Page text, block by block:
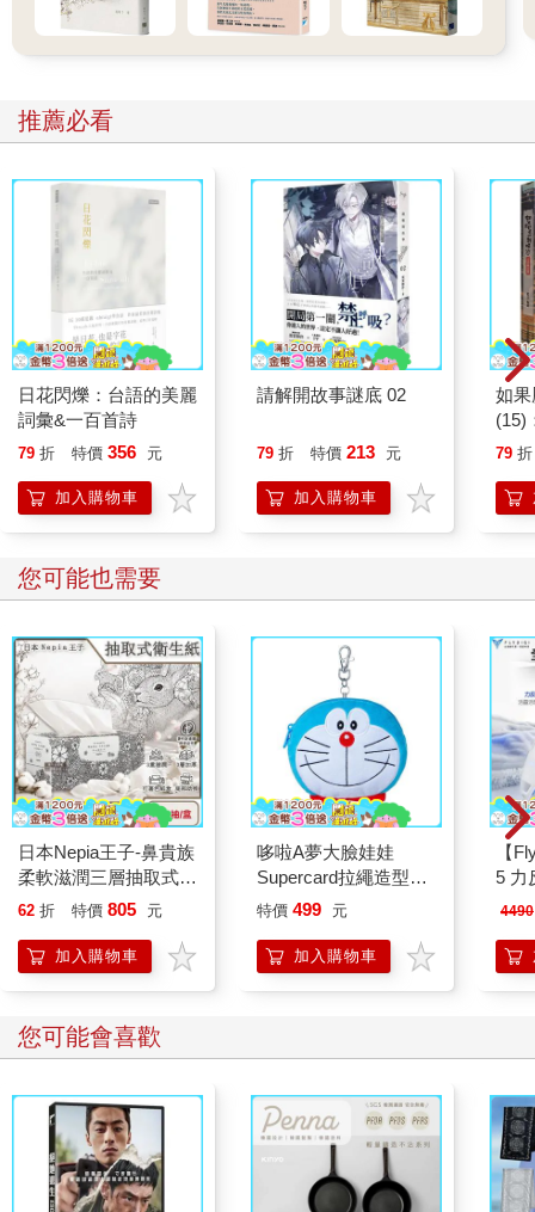
推薦必看
日花閃爍：台語的美麗
詞彙&一百首詩
79 折 特價 356 元
加入購物車
請解開故事謎底 02
79 折 特價 213 元
加入購物車
如
(15)
貓
79 折
您可能也需要
日本Nepia王子-鼻貴族
柔軟滋潤三層抽取式衛
生紙150抽/盒-著色印
色面紙盒/妮飄擤鼻舒
適紙手帕/Hana Celeb
62 折 特價 805 元
加入購物車
哆啦A夢大臉娃娃
Supercard拉繩造型悠
遊卡【受託代銷】
特價 499 元
加入購物車
【
5 力
把 (
4490
您可能會喜歡